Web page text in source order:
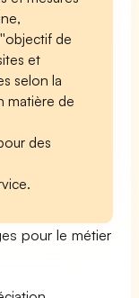
de
et
selon la
matière de
des
pour le métier